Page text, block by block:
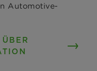
Automotive-